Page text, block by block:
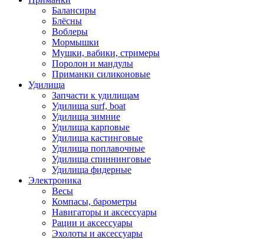
Балансиры
Блёсны
Воблеры
Мормышки
Мушки, вабики, стримеры
Поролон и мандулы
Приманки силиконовые
Удилища
Запчасти к удилищам
Удилища surf, boat
Удилища зимние
Удилища карповые
Удилища кастинговые
Удилища поплавочные
Удилища спиннинговые
Удилища фидерные
Электроника
Весы
Компасы, барометры
Навигаторы и аксессуары
Рации и аксессуары
Эхолоты и аксессуары